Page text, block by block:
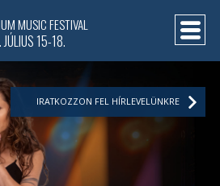
MUSIC FESTIVAL
15-18.
IRATKOZZON FEL HÍRLEVELÜNKRE